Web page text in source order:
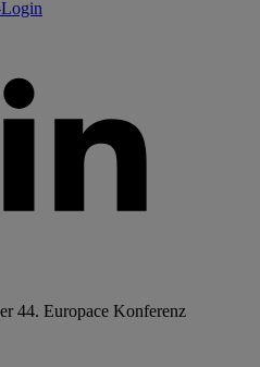
44. Europace Konferenz